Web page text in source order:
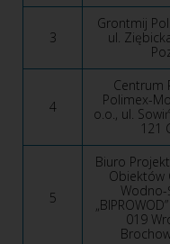
3
Grontmij
ul.
4
Centrum
Polimex-
o.o., ul.
121
5
Biuro
Obiektów
Wodno-
019